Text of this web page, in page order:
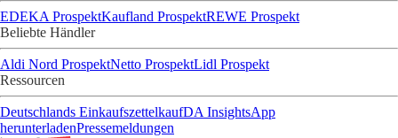
EDEKA ProspektKaufland ProspektREWE Prospekt
Beliebte Händler
Aldi Nord ProspektNetto ProspektLidl Prospekt
Ressourcen
Deutschlands EinkaufszettelkaufDA InsightsApp
herunterladenPressemeldungen